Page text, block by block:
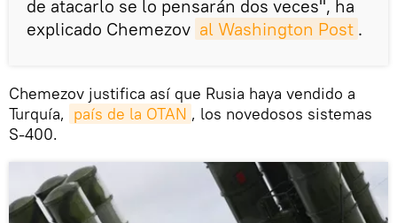
de atacarlo se lo pensarán dos veces", ha
explicado Chemezov al Washington Post .
Chemezov justifica así que Rusia haya vendido a
Turquía, país de la OTAN , los novedosos sistemas
S-400.